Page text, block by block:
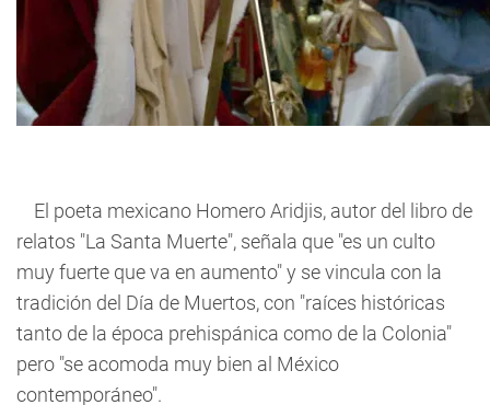
El poeta mexicano Homero Aridjis, autor del libro de
relatos "La Santa Muerte", señala que "es un culto
muy fuerte que va en aumento" y se vincula con la
tradición del Día de Muertos, con "raíces históricas
tanto de la época prehispánica como de la Colonia"
pero "se acomoda muy bien al México
contemporáneo".